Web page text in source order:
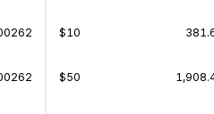
$10
$50